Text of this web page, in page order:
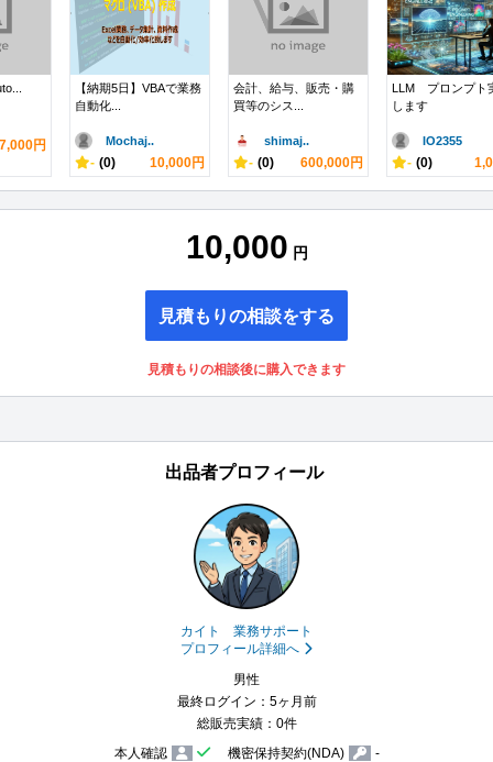
7,000円
【納期5日】VBAで業務
自動化...
Mochaj..
- (0) 10,000円
会計、給与、販売・購
買等のシス...
shimaj..
- (0) 600,000円
LLM プロンプト
します
IO2355
- (0)
10,000 円
見積もりの相談をする
見積もりの相談後に購入できます
出品者プロフィール
カイト 業務サポート
プロフィール詳細へ
男性
最終ログイン：5ヶ月前
総販売実績：0件
本人確認
機密保持契約(NDA) -